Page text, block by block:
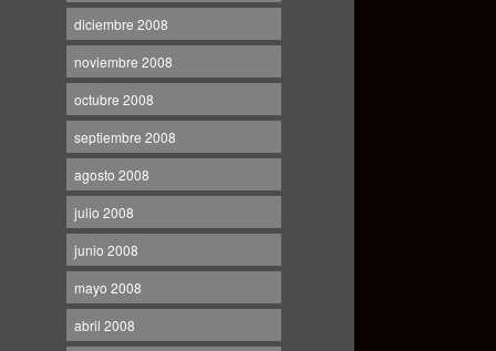
diciembre 2008
noviembre 2008
octubre 2008
septiembre 2008
agosto 2008
julio 2008
junio 2008
mayo 2008
abril 2008